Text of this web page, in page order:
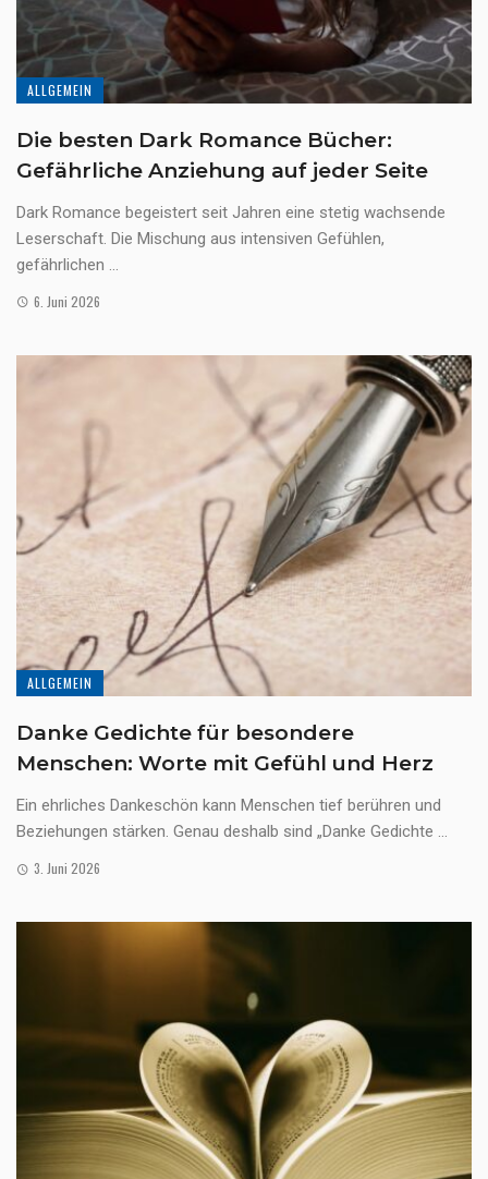
ALLGEMEIN
Die besten Dark Romance Bücher:
Gefährliche Anziehung auf jeder Seite
Dark Romance begeistert seit Jahren eine stetig wachsende
Leserschaft. Die Mischung aus intensiven Gefühlen,
gefährlichen ...
6. Juni 2026
ALLGEMEIN
Danke Gedichte für besondere
Menschen: Worte mit Gefühl und Herz
Ein ehrliches Dankeschön kann Menschen tief berühren und
Beziehungen stärken. Genau deshalb sind „Danke Gedichte ...
3. Juni 2026